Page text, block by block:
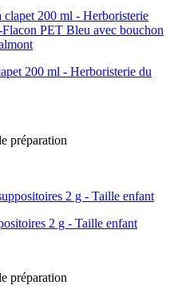
200 ml - Herboristerie du
préparation
2 g - Taille enfant
préparation